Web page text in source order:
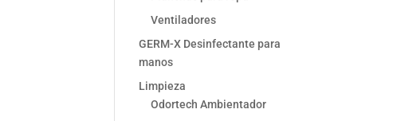
Ventiladores
GERM-X Desinfectante para
manos
Limpieza
Odortech Ambientador